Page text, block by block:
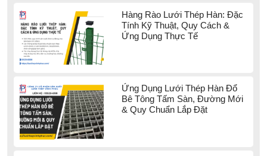
Hàng Rào Lưới Thép Hàn: Đặc
Tính Kỹ Thuật, Quy Cách &
Ứng Dụng Thực Tế
Ứng Dụng Lưới Thép Hàn Đổ
Bê Tông Tấm Sàn, Đường Mới
& Quy Chuẩn Lắp Đặt